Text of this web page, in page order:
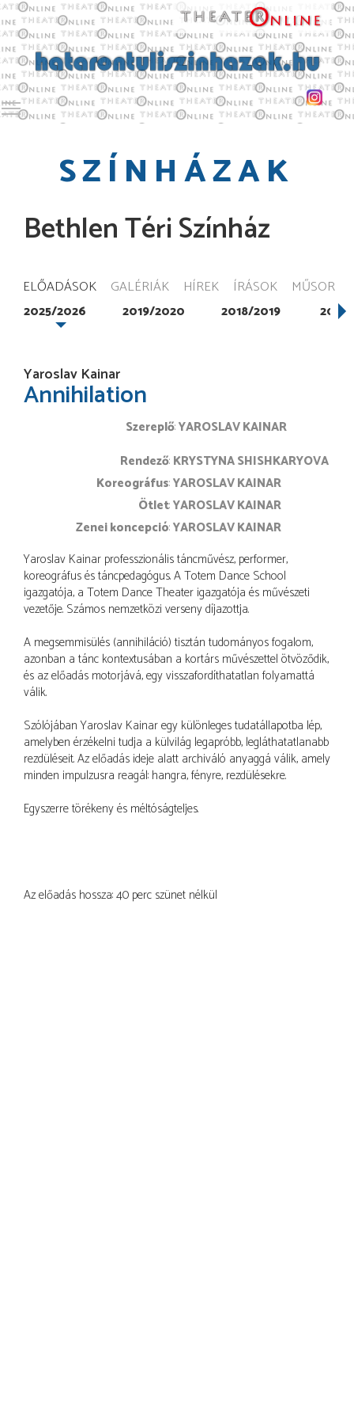
Toggle main menu visibility
SZÍNHÁZAK
Bethlen Téri Színház
ELŐADÁSOK GALÉRIÁK HÍREK ÍRÁSOK MŰSOR
2025/2026 2019/2020 2018/2019
Yaroslav Kainar
Annihilation
Szereplő YAROSLAV KAINAR
rendező KRYSTYNA SHISHKARYOVA
koreográfus YAROSLAV KAINAR
ötlet YAROSLAV KAINAR
zenei koncepció YAROSLAV KAINAR
Yaroslav Kainar professzionális táncművész, performer,
koreográfus és táncpedagógus. A Totem Dance School
igazgatója, a Totem Dance Theater igazgatója és művészeti
vezetője. Számos nemzetközi verseny díjazottja.
A megsemmisülés (annihiláció) tisztán tudományos fogalom,
azonban a tánc kontextusában a kortárs művészettel ötvöződik,
és az előadás motorjává, egy visszafordíthatatlan folyamattá
válik.
Szólójában Yaroslav Kainar egy különleges tudatállapotba lép,
amelyben érzékelni tudja a külvilág legapróbb, legláthatatlanabb
rezdüléseit. Az előadás ideje alatt archiváló anyaggá válik, amely
minden impulzusra reagál: hangra, fényre, rezdülésekre.
Egyszerre törékeny és méltóságteljes.
Az előadás hossza: 40 perc szünet nélkül